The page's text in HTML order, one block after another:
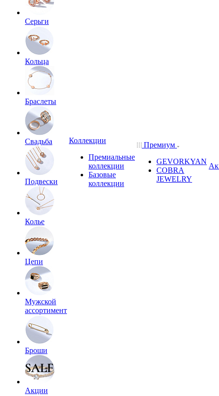
Серьги
Кольца
Браслеты
Свадьба
Подвески
Колье
Цепи
Мужской
ассортимент
Броши
Акции
Коллекции
Премиальные
коллекции
Базовые
коллекции
Премиум
GEVORKYAN
COBRA
JEWELRY